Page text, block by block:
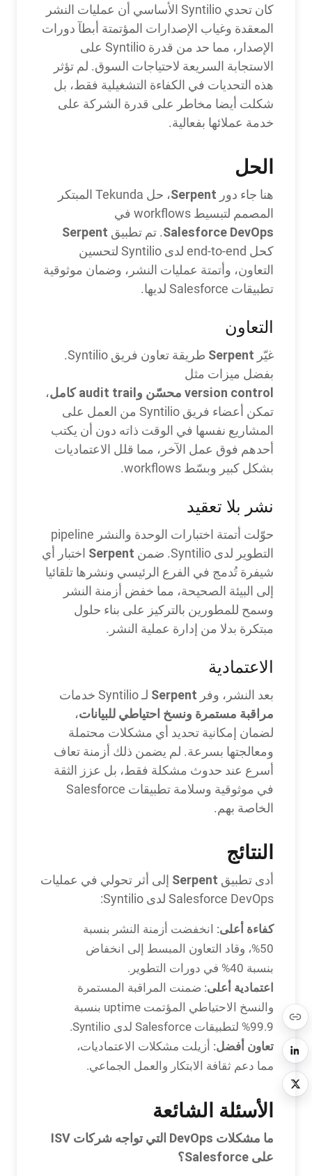
كان تحدي Syntilio الأساسي أن عمليات النشر
المعقدة وغياب الإصدارات المؤتمتة أبطآ دورات
الإصدار، مما حد من قدرة Syntilio على
الاستجابة السريعة لاحتياجات السوق. لم تؤثر
هذه التحديات في الكفاءة التشغيلية فقط، بل
شكلت أيضا مخاطر على قدرة الشركة على
خدمة عملائها بفعالية.
الحل
هنا جاء دور Serpent
، حل Tekunda المبتكر
المصمم لتبسيط workflows في
Salesforce DevOps. تم تطبيق Serpent
كحل end-to-end لدى Syntilio لتحسين
التعاون، وأتمتة عمليات النشر، وضمان موثوقية
تطبيقات Salesforce لديها.
التعاون
غيّر Serpent
طريقة تعاون فريق Syntilio.
بفضل ميزات مثل
version control محسّن وaudit trail كامل
،
تمكن أعضاء فريق Syntilio من العمل على
المشاريع نفسها في الوقت ذاته دون أن يكتب
أحدهم فوق عمل الآخر، مما قلل الاعتماديات
بشكل كبير وبسّط workflows.
نشر بلا تعقيد
حوّلت أتمتة اختبارات الوحدة والنشر pipeline
التطوير لدى Syntilio. ضمن
Serpent اختبار أي
شيفرة تُدمج في الفرع الرئيسي ونشرها تلقائيا
إلى البيئة الصحيحة، مما خفض أزمنة النشر
وسمح للمطورين بالتركيز على بناء حلول
مبتكرة بدلا من إدارة عملية النشر.
الاعتمادية
بعد النشر، وفر Serpent لـ Syntilio خدمات
مراقبة مستمرة ونسخ احتياطي للبيانات،
لضمان إمكانية تحديد أي مشكلات محتملة
ومعالجتها بسرعة. لم يضمن ذلك أزمنة تعاف
أسرع عند حدوث مشكلة فقط، بل عزز الثقة
في موثوقية وسلامة تطبيقات Salesforce
الخاصة بهم.
النتائج
أدى تطبيق Serpent إلى أثر تحولي في عمليات
Salesforce DevOps لدى Syntilio:
كفاءة أعلى: انخفضت أزمنة النشر بنسبة
50%، وقاد التعاون المبسط إلى انخفاض
بنسبة 40% في دورات التطوير.
اعتمادية أعلى: ضمنت المراقبة المستمرة
والنسخ الاحتياطي المؤتمت uptime بنسبة
99.9% لتطبيقات Salesforce لدى Syntilio.
تعاون أفضل: أزيلت مشكلات الاعتماديات،
مما دعم ثقافة الابتكار والعمل الجماعي.
الأسئلة الشائعة
ما مشكلات DevOps التي تواجه شركات ISV
على Salesforce؟